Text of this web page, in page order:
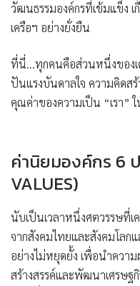
วัฒนธรรมองค์กรที่เข้มแข็ง
เครือฯ อย่างยั่งยืน
ที่นี่…ทุกคนคือส่วนหนึ่งของเ
ปันแรงบันดาลใจ ความคิดส
คุณค่าของความเป็น “เรา”
ค่านิยมองค์กร 6 ป
VALUES)
นับเป็นเวลาหนึ่งศตวรรษที่เ
จากสังคมไทยและสังคมโล
อย่างไม่หยุดยั้ง เพื่อนำคว
สร้างสรรค์และพัฒนาเศรษฐ